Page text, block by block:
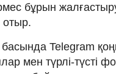
бұрын
отыр.
Telegram
мен түрлі-түсті